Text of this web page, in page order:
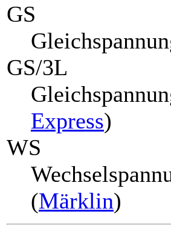
GS
GS/3L
Express)
WS
(Märklin)